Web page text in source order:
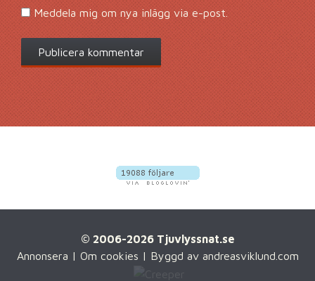
Meddela mig om nya inlägg via e-post.
© 2006-2026 Tjuvlyssnat.se
Annonsera | Om cookies | Byggd av andreasviklund.com